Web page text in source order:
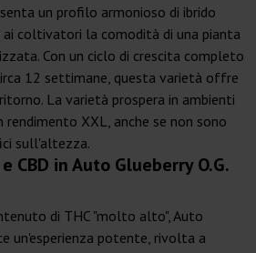
un profilo armonioso di ibrido
coltivatori la comodità di una pianta
Con un ciclo di crescita completo
12 settimane, questa varietà offre
La varietà prospera in ambienti
XXL, anche se non sono
sull'altezza.
CBD in Auto Glueberry O.G.
di THC "molto alto", Auto
un'esperienza potente, rivolta a